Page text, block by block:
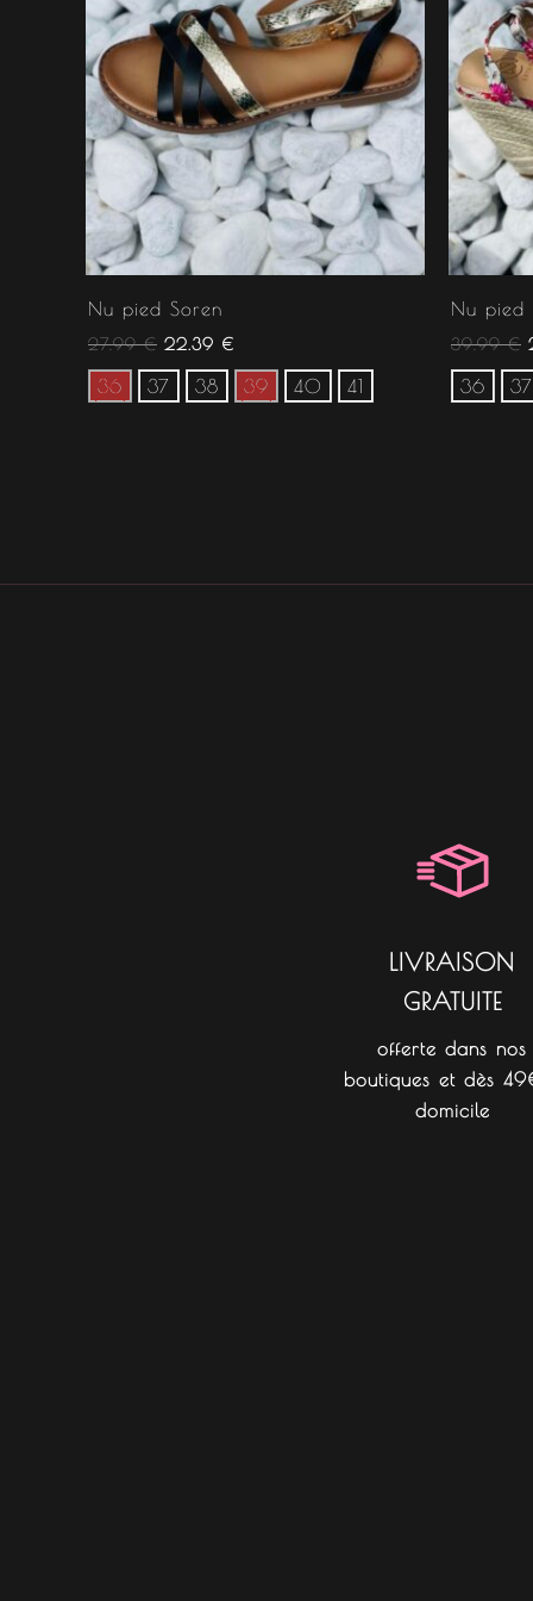
Nu pied Soren
27.99€ 22.39 €
36 37 38 39 40 41
Nu pied
39.99€
36 37
LIVRAISON
GRATUITE
offerte dans nos
boutiques et dès
domicile